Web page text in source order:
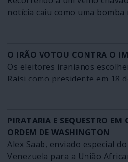
notícia caiu como uma bomba
O IRÃO VOTOU CONTRA O
Os eleitores iranianos
Raisi como presidente em 18
PIRATARIA E SEQUESTRO EM
ORDEM DE WASHINGTON
Alex Saab, enviado especial
Venezuela para a União